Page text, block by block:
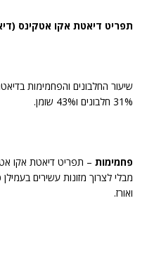
תפריט דיאטת אקו אטקינס
31% חלבונים ו43% שומן.
פחמימות
מבלי לצרוך מזונות עשירים
ואורז.